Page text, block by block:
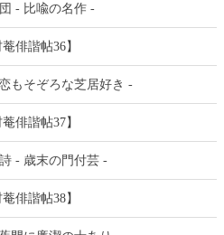
- 比喩の名作 -
菴俳諧帖36】
もそぞろな芝居好き -
菴俳諧帖37】
- 歳末の門付芸 -
菴俳諧帖38】